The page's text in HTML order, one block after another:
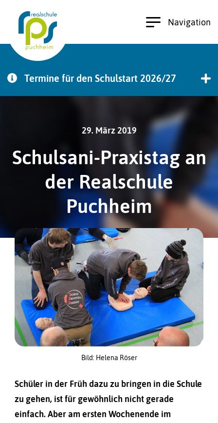
Navigation
Termine für den Schulstart 2026/27
29. März 2019
Schulsani-Praxistag an
der Realschule
Puchheim
Bild: Helena Röser
Schüler in der Früh dazu zu bringen in die Schule
zu gehen, ist für gewöhnlich nicht gerade
einfach. Aber am ersten Wochenende im